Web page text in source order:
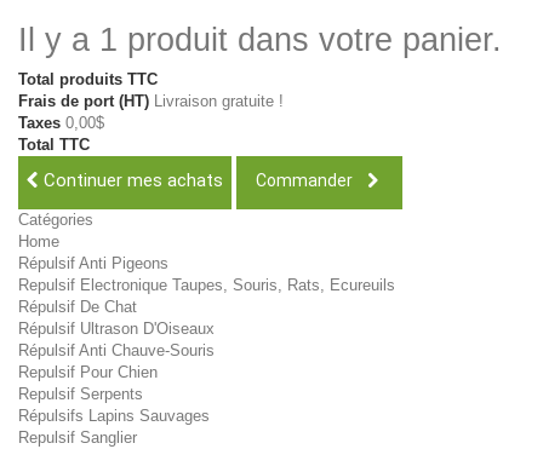
Il y a 1 produit dans votre panier.
Total produits TTC
Frais de port (HT) Livraison gratuite !
Taxes 0,00$
Total TTC
Continuer mes achats Commander
Catégories
Home
Répulsif Anti Pigeons
Repulsif Electronique Taupes, Souris, Rats, Ecureuils
Répulsif De Chat
Répulsif Ultrason D'Oiseaux
Répulsif Anti Chauve-Souris
Repulsif Pour Chien
Repulsif Serpents
Répulsifs Lapins Sauvages
Repulsif Sanglier